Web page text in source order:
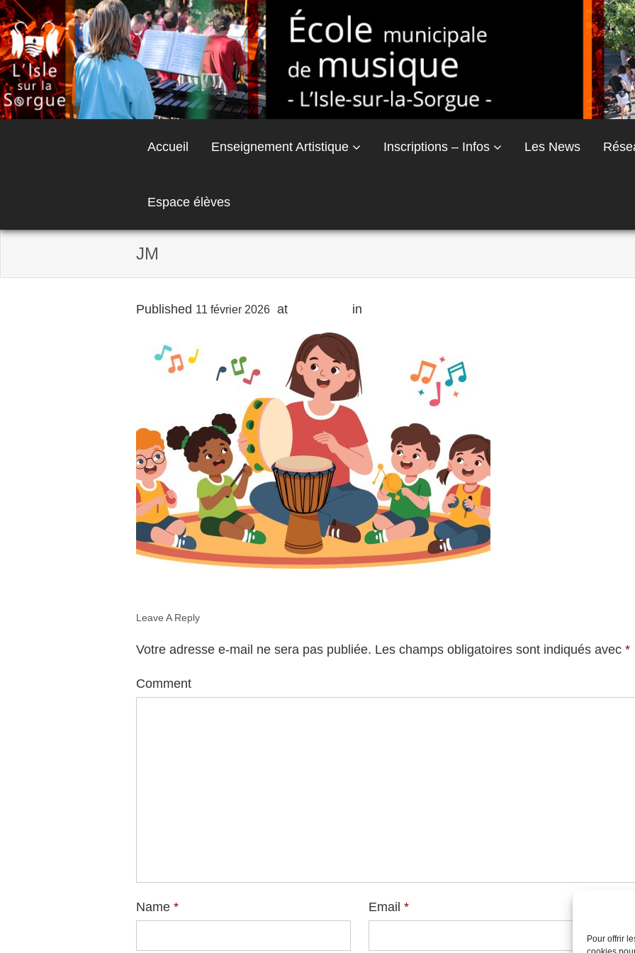
Pour offrir
Skip
to
content
Accueil Enseignement Artistique Inscriptions – Infos Les News
Espace élèves
JM
Published 11 février 2026 at in
Leave A Reply
Votre adresse e-mail ne sera pas publiée. Les champs obligatoires sont indiqués avec *
Comment
Name * Email*